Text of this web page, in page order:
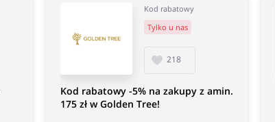
Kod rabatowy
Tylko u nas
218
Kod rabatowy -5% na zakupy z amin.
175 zł w Golden Tree!